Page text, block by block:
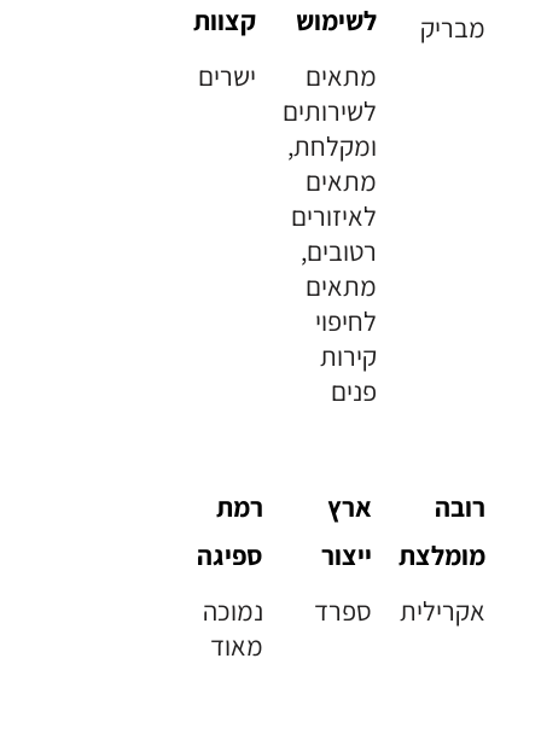
מבריק
לשימוש
מתאים
לשירותים
ומקלחת,
מתאים
לאיזורים
רטובים,
מתאים
לחיפוי
קירות
פנים
קצוות
ישרים
רובה
מומלצת
אקרילית
ארץ
ייצור
ספרד
רמת
ספיגה
נמוכה
מאוד